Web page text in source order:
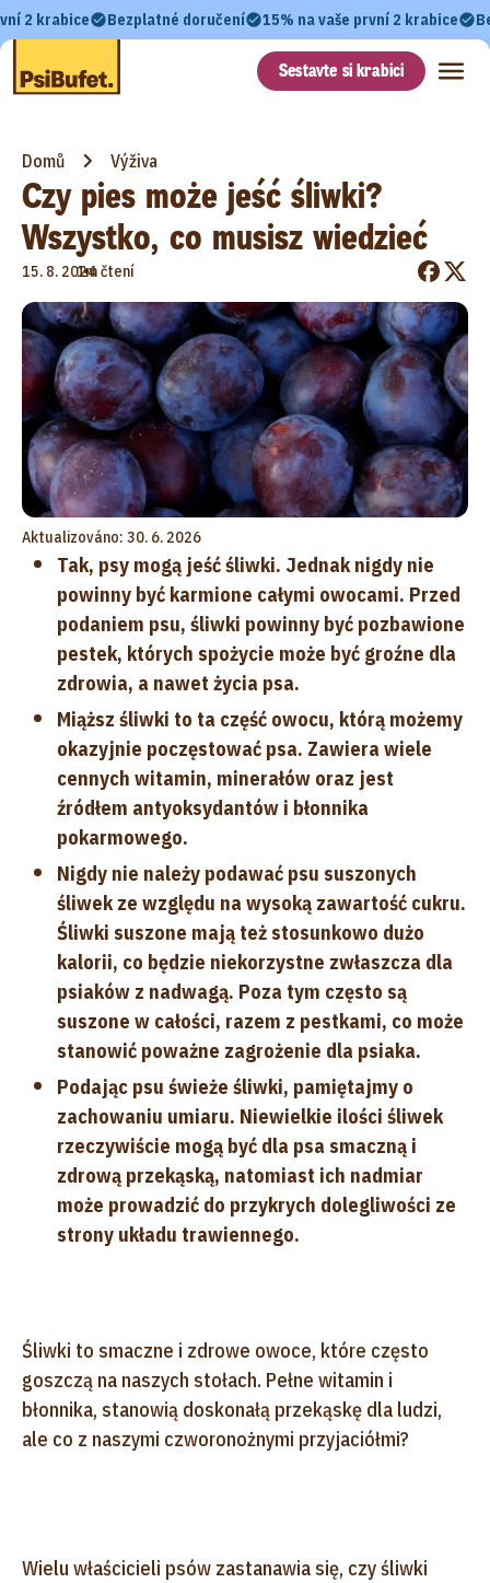
2 krabice Bezplatné doručení 15% na vaše první 2 krabice
Sestavte si krabici
Domů Výživa
Czy pies może jeść śliwki?
Wszystko, co musisz wiedzieć
15. 8. 2024
•
1m čtení
Aktualizováno: 30. 6. 2026
Tak, psy mogą jeść śliwki. Jednak nigdy nie
powinny być karmione całymi owocami. Przed
podaniem psu, śliwki powinny być pozbawione
pestek, których spożycie może być groźne dla
zdrowia, a nawet życia psa.
Miąższ śliwki to ta część owocu, którą możemy
okazyjnie poczęstować psa. Zawiera wiele
cennych witamin, minerałów oraz jest
źródłem antyoksydantów i błonnika
pokarmowego.
Nigdy nie należy podawać psu suszonych
śliwek ze względu na wysoką zawartość cukru.
Śliwki suszone mają też stosunkowo dużo
kalorii, co będzie niekorzystne zwłaszcza dla
psiaków z nadwagą. Poza tym często są
suszone w całości, razem z pestkami, co może
stanowić poważne zagrożenie dla psiaka.
Podając psu świeże śliwki, pamiętajmy o
zachowaniu umiaru. Niewielkie ilości śliwek
rzeczywiście mogą być dla psa smaczną i
zdrową przekąską, natomiast ich nadmiar
może prowadzić do przykrych dolegliwości ze
strony układu trawiennego.
Śliwki to smaczne i zdrowe owoce, które często
goszczą na naszych stołach. Pełne witamin i
błonnika, stanowią doskonałą przekąskę dla ludzi,
ale co z naszymi czworonożnymi przyjaciółmi?
Wielu właścicieli psów zastanawia się, czy śliwki